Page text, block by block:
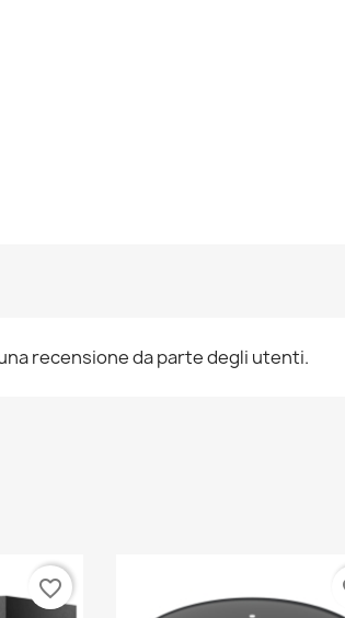
recensione da parte degli utenti.
favorite_border